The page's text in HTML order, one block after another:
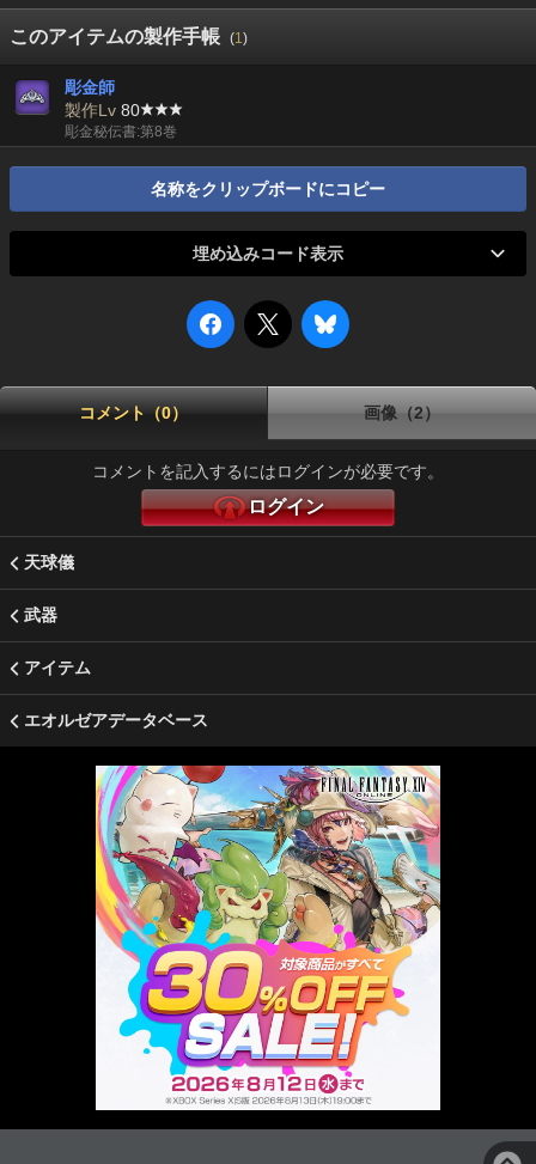
このアイテムの製作手帳 (1)
彫金師
製作Lv 80
彫金秘伝書:第8巻
名称をクリップボードにコピー
埋め込みコード表示
コメント（0） 画像（2）
コメントを記入するにはログインが必要です。
ログイン
天球儀
武器
アイテム
エオルゼアデータベース